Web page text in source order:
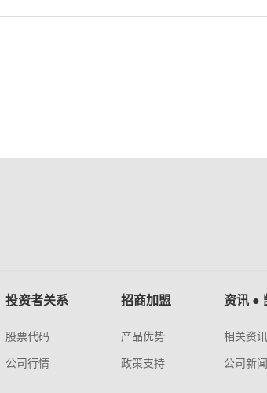
投资者关系
股票代码
公司行情
招商加盟
产品优势
政策支持
资讯 ●
相关资
公司新